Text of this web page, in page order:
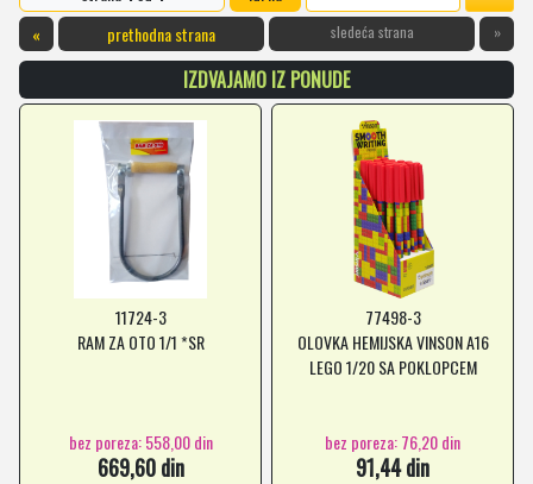
«
prethodna strana sledeća strana »
IZDVAJAMO IZ PONUDE
11724-3
RAM ZA OTO 1/1 *SR
bez poreza: 558,00 din
669,60 din
77498-3
OLOVKA HEMIJSKA VINSON A16
LEGO 1/20 SA POKLOPCEM
bez poreza: 76,20 din
91,44 din